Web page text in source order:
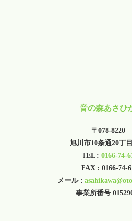
音の森あさひ
〒078-8220
旭川市10条通20丁
TEL :0166-74-
FAX : 0166-74-
メール :
事業所番号